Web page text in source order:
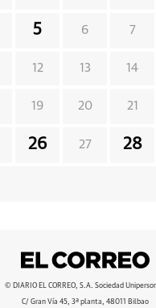
5 6 7
12 13 14
19 20 21
26 27 28
© DIARIO EL CORREO, S.A. Sociedad
C/ Gran Vía 45, 3ª planta, 48011 Bilbao